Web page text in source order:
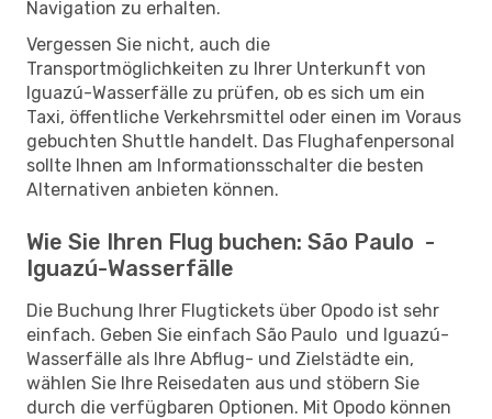
Navigation zu erhalten.
Vergessen Sie nicht, auch die
Transportmöglichkeiten zu Ihrer Unterkunft von
Iguazú-Wasserfälle zu prüfen, ob es sich um ein
Taxi, öffentliche Verkehrsmittel oder einen im Voraus
gebuchten Shuttle handelt. Das Flughafenpersonal
sollte Ihnen am Informationsschalter die besten
Alternativen anbieten können.
Wie Sie Ihren Flug buchen: São Paulo -
Iguazú-Wasserfälle
Die Buchung Ihrer Flugtickets über Opodo ist sehr
einfach. Geben Sie einfach São Paulo und Iguazú-
Wasserfälle als Ihre Abflug- und Zielstädte ein,
wählen Sie Ihre Reisedaten aus und stöbern Sie
durch die verfügbaren Optionen. Mit Opodo können